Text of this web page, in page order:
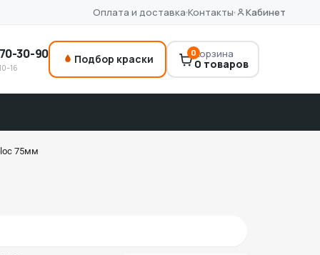
Оплата и доставка Контакты Кабинет
30-90 Подбор краски 0Корзина
0 товаров
75мм